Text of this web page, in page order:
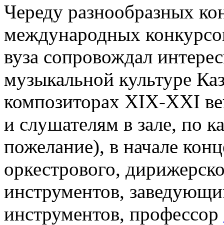
Череду разнообразных
международных
вуза сопровождал
музыкальной культуре
композиторах XIX-XXI
и слушателям в зале, по
пожелание), в начале
оркестрового,
инструментов,
инструментов, профессор